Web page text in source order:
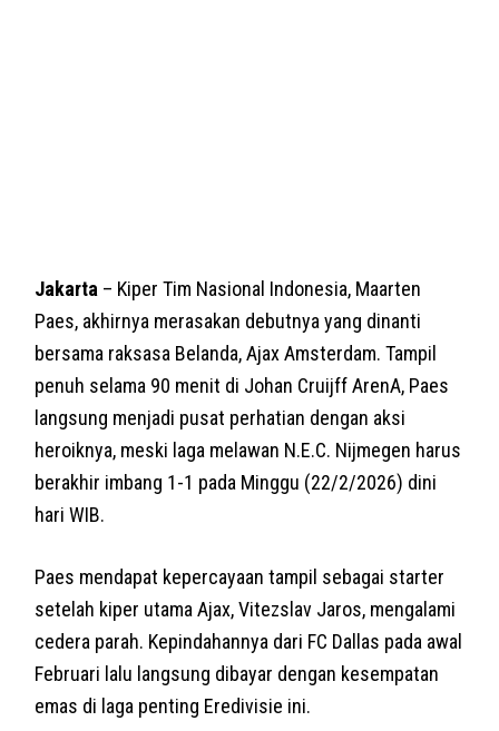
Jakarta – Kiper Tim Nasional Indonesia, Maarten
Paes, akhirnya merasakan debutnya yang dinanti
bersama raksasa Belanda, Ajax Amsterdam. Tampil
penuh selama 90 menit di Johan Cruijff ArenA, Paes
langsung menjadi pusat perhatian dengan aksi
heroiknya, meski laga melawan N.E.C. Nijmegen harus
berakhir imbang 1-1 pada Minggu (22/2/2026) dini
hari WIB.
Paes mendapat kepercayaan tampil sebagai starter
setelah kiper utama Ajax, Vitezslav Jaros, mengalami
cedera parah. Kepindahannya dari FC Dallas pada awal
Februari lalu langsung dibayar dengan kesempatan
emas di laga penting Eredivisie ini.